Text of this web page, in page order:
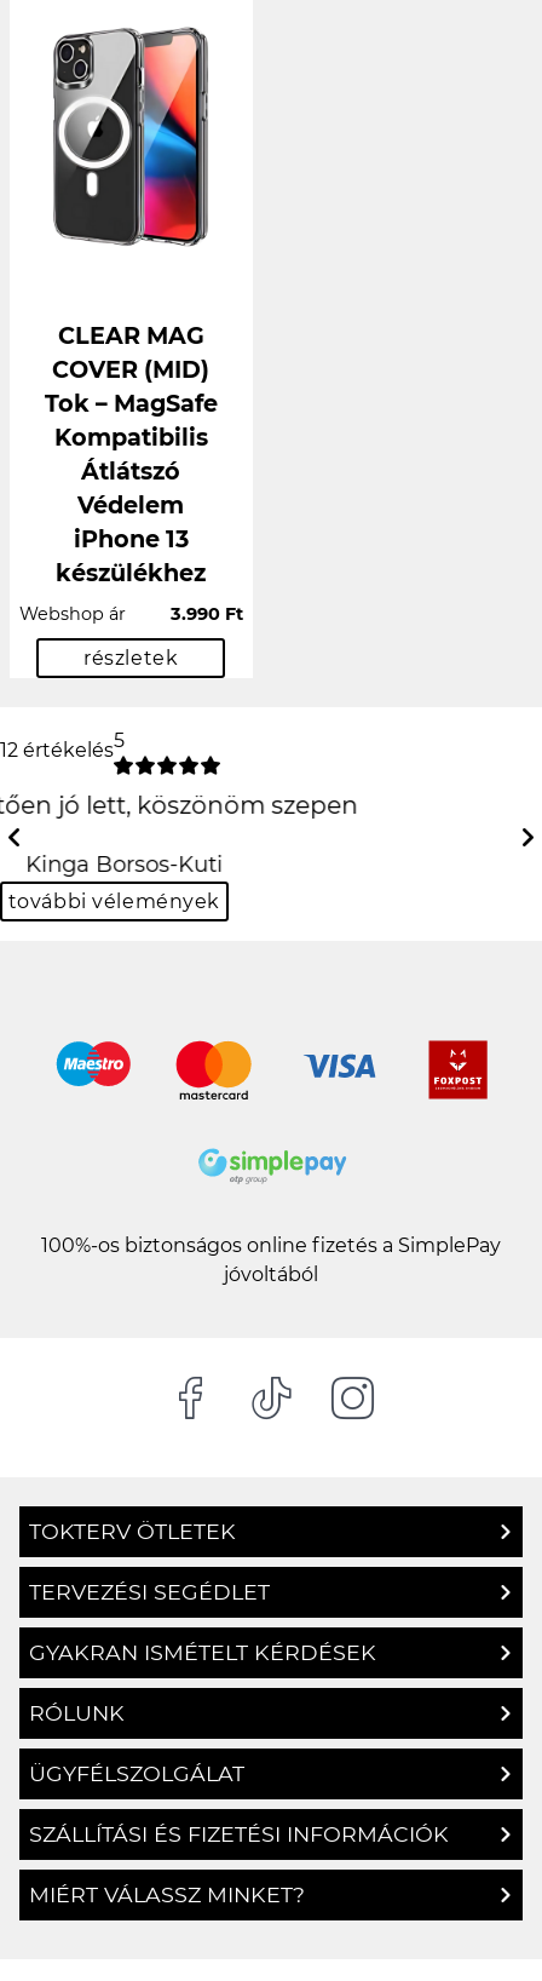
CLEAR MAG
COVER (MID)
Tok – MagSafe
Kompatibilis
Átlátszó
Védelem
iPhone 13
készülékhez
Webshop ár 3.990 Ft
részletek
12 értékelés5
Csak is az iPhone!
Hanna Fehér
Previous
további vélemények
100%-os biztonságos online fizetés a SimplePay
jóvoltából
TOKTERV ÖTLETEK
TERVEZÉSI SEGÉDLET
GYAKRAN ISMÉTELT KÉRDÉSEK
RÓLUNK
ÜGYFÉLSZOLGÁLAT
SZÁLLÍTÁSI ÉS FIZETÉSI INFORMÁCIÓK
MIÉRT VÁLASSZ MINKET?